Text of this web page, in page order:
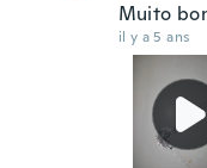
Muito
il y a 5 ans